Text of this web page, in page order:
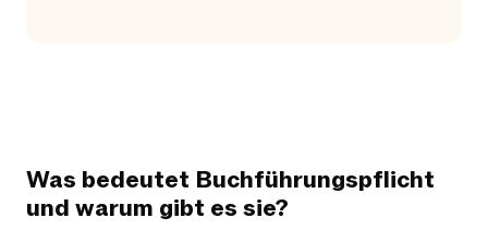
Was bedeutet Buchführungspflicht
und warum gibt es sie?